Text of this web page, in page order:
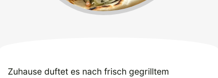
Zuhause duftet es nach frisch gegrilltem